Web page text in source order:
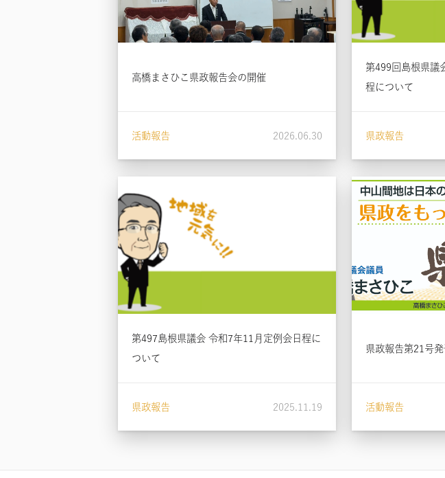
高橋まさひこ県政報告会の開催
活動報告 2026.06.30
第499回島根県議
程について
県政報告
第497島根県議会 令和7年11月定例会日程に
ついて
県政報告 2025.11.19
県政報告第21号
活動報告